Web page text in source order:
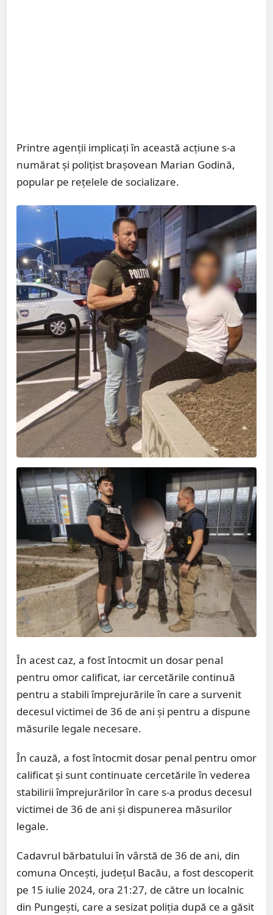
Printre agenții implicați în această acțiune s-a
numărat și polițist brașovean Marian Godină,
popular pe rețelele de socializare.
În acest caz, a fost întocmit un dosar penal
pentru omor calificat, iar cercetările continuă
pentru a stabili împrejurările în care a survenit
decesul victimei de 36 de ani și pentru a dispune
măsurile legale necesare.
În cauză, a fost întocmit dosar penal pentru omor
calificat şi sunt continuate cercetările în vederea
stabilirii împrejurărilor în care s-a produs decesul
victimei de 36 de ani şi dispunerea măsurilor
legale.
Cadavrul bărbatului în vârstă de 36 de ani, din
comuna Oncești, județul Bacău, a fost descoperit
pe 15 iulie 2024, ora 21:27, de către un localnic
din Pungești, care a sesizat poliția după ce a găsit